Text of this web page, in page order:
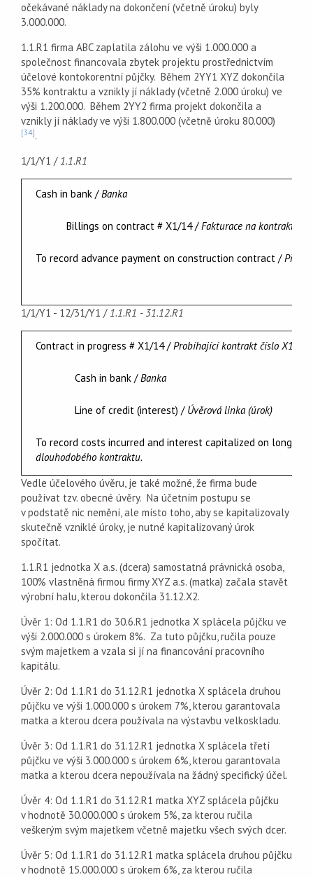
očekávané náklady na dokončení (včetně úroku) byly
3.000.000.
1.1.R1 firma ABC zaplatila zálohu ve výši 1.000.000 a
společnost financovala zbytek projektu prostřednictvím
účelové kontokorentní půjčky. Během 2YY1 XYZ dokončila
35% kontraktu a vznikly jí náklady (včetně 2.000 úroku) ve
výši 1.200.000. Během 2YY2 firma projekt dokončila a
vznikly jí náklady ve výši 1.800.000 (včetně úroku 80.000)
[34].
1/1/Y1 /1.1.R1
Cash in bank /Banka
Billings on contract # X1/14 /Fakturace na kontrakt
To record advance payment on construction contract /Přijetí
1/1/Y1 - 12/31/Y1 /1.1.R1 - 31.12.R1
Contract in progress # X1/14 /Probíhající kontrakt číslo X1/14
Cash in bank /Banka
Line of credit (interest) / Úvěrová linka (úrok)
To record costs incurred and interest capitalized on long-
dlouhodobého kontraktu.
Vedle účelového úvěru, je také možné, že firma bude
používat tzv. obecné úvěry. Na účetním postupu se
v podstatě nic nemění, ale místo toho, aby se kapitalizovaly
skutečně vzniklé úroky, je nutné kapitalizovaný úrok
spočítat.
1.1.R1 jednotka X a.s. (dcera) samostatná právnická osoba,
100% vlastněná firmou firmy XYZ a.s. (matka) začala stavět
výrobní halu, kterou dokončila 31.12.X2.
Úvěr 1: Od 1.1.R1 do 30.6.R1 jednotka X splácela půjčku ve
výši 2.000.000 s úrokem 8%. Za tuto půjčku, ručila pouze
svým majetkem a vzala si jí na financování pracovního
kapitálu.
Úvěr 2: Od 1.1.R1 do 31.12.R1 jednotka X splácela druhou
půjčku ve výši 1.000.000 s úrokem 7%, kterou garantovala
matka a kterou dcera používala na výstavbu velkoskladu.
Úvěr 3: Od 1.1.R1 do 31.12.R1 jednotka X splácela třetí
půjčku ve výši 3.000.000 s úrokem 6%, kterou garantovala
matka a kterou dcera nepoužívala na žádný specifický účel.
Úvěr 4: Od 1.1.R1 do 31.12.R1 matka XYZ splácela půjčku
v hodnotě 30.000.000 s úrokem 5%, za kterou ručila
veškerým svým majetkem včetně majetku všech svých dcer.
Úvěr 5: Od 1.1.R1 do 31.12.R1 matka splácela druhou půjčku
v hodnotě 15.000.000 s úrokem 6%, za kterou ručila